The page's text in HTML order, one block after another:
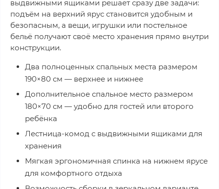
выдвижными ящиками решает сразу две задачи:
подъём на верхний ярус становится удобным и
безопасным, а вещи, игрушки или постельное
бельё получают своё место хранения прямо внутри
конструкции.
Два полноценных спальных места размером
190×80 см — верхнее и нижнее
Дополнительное спальное место размером
180×70 см — удобно для гостей или второго
ребёнка
Лестница-комод с выдвижными ящиками для
хранения
Мягкая эргономичная спинка на нижнем ярусе
для комфортного отдыха